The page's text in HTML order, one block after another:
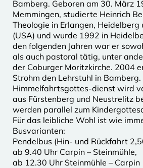
Bamberg. Geboren am 30. März
Memmingen, studierte Heinrich
Theologie in Erlangen, Heidelberg
(USA) und wurde 1992 in
den folgenden Jahren war er
als auch pastoral tätig, unter
der Coburger Moritzkirche. 2004
Strohm den Lehrstuhl in Bamberg.
Himmelfahrtsgottes-dienst wird
aus Fürstenberg und Neustrelitz
werden parallel zum
Für das leibliche Wohl ist wie
Busvarianten:
Pendelbus (Hin- und Rückfahrt
ab 9.40 Uhr Carpin – Steinmühle,
ab 12.30 Uhr Steinmühle – Carpin